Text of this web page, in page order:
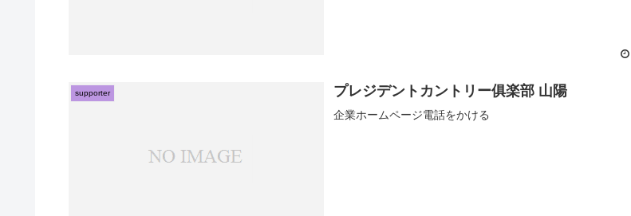
supporter プレジデントカントリー俱楽部 山陽
企業ホームページ電話をかける